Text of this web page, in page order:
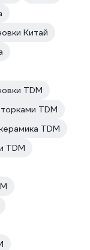
Китай
TDM
TDM
TDM
TDM